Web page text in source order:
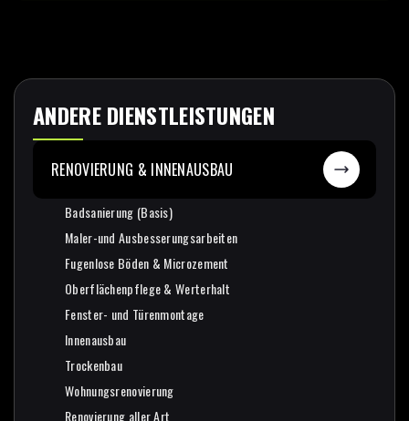
ANDERE DIENSTLEISTUNGEN
RENOVIERUNG & INNENAUSBAU
Badsanierung (Basis)
Badsanierung (Basis)
Maler-und Ausbesserungsarbeiten
Maler-und Ausbesserungsarbeiten
Fugenlose Böden & Microzement
Fugenlose Böden & Microzement
Oberflächenpflege & Werterhalt
Oberflächenpflege & Werterhalt
Fenster- und Türenmontage
Fenster- und Türenmontage
Innenausbau
Innenausbau
Trockenbau
Trockenbau
Wohnungsrenovierung
Wohnungsrenovierung
Renovierung aller Art